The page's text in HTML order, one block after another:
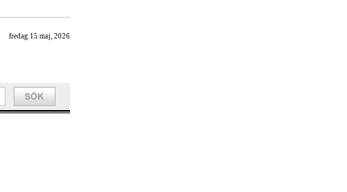
fredag 15 maj, 2026